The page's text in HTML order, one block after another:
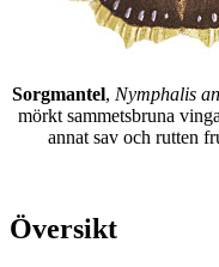
Sorgmantel, Nymphalis
mörkt sammetsbruna
annat sav och rutten
Översikt